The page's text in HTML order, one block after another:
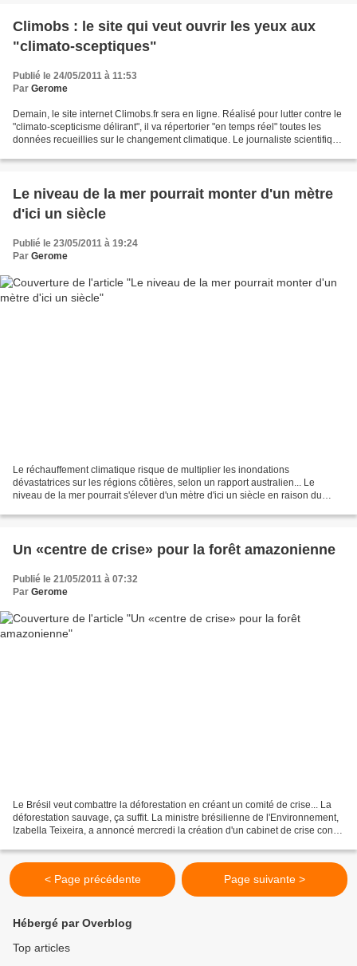
Climobs : le site qui veut ouvrir les yeux aux
"climato-sceptiques"
Publié le 24/05/2011 à 11:53
Par Gerome
Demain, le site internet Climobs.fr sera en ligne. Réalisé pour lutter contre le
"climato-scepticisme délirant", il va répertorier "en temps réel" toutes les
données recueillies sur le changement climatique. Le journaliste scientifique
Le niveau de la mer pourrait monter d'un mètre
d'ici un siècle
Publié le 23/05/2011 à 19:24
Par Gerome
Le réchauffement climatique risque de multiplier les inondations
dévastatrices sur les régions côtières, selon un rapport australien... Le
niveau de la mer pourrait s'élever d'un mètre d'ici un siècle en raison du
Un «centre de crise» pour la forêt amazonienne
Publié le 21/05/2011 à 07:32
Par Gerome
Le Brésil veut combattre la déforestation en créant un comité de crise... La
déforestation sauvage, ça suffit. La ministre brésilienne de l'Environnement,
Izabella Teixeira, a annoncé mercredi la création d'un cabinet de crise contre
< Page précédente Page suivante >
Hébergé par Overblog
Top articles